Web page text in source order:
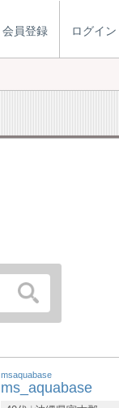
会員登録 ログイン
msaquabase
ms_aquabase